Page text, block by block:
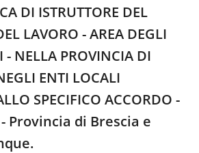
DI ISTRUTTORE DEL
LAVORO - AREA DEGLI
- NELLA PROVINCIA DI
ENTI LOCALI
SPECIFICO ACCORDO -
Provincia di Brescia e